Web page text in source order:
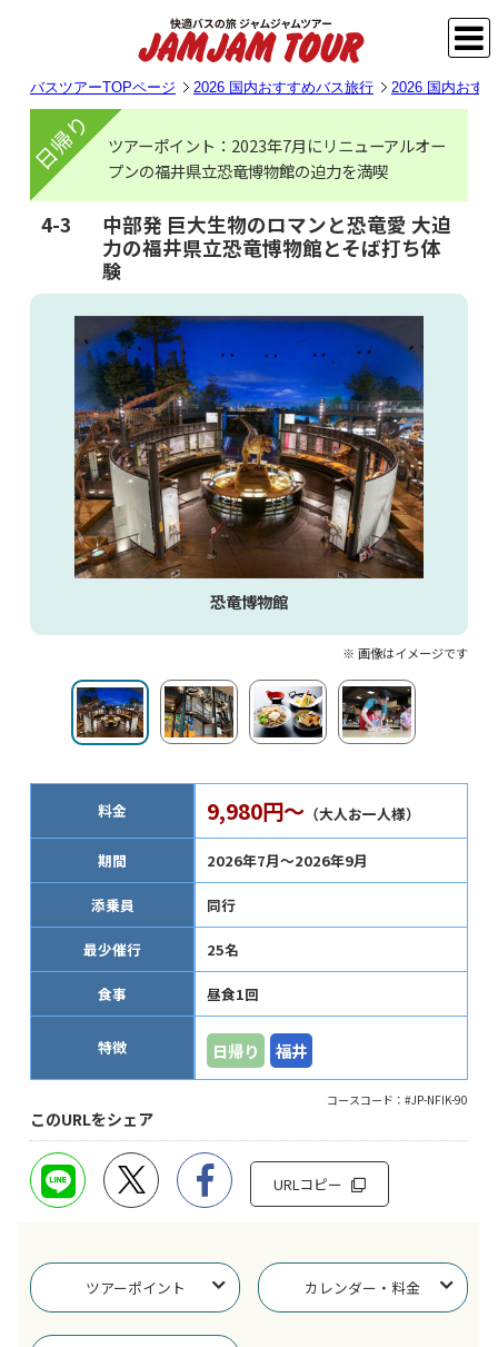
バスツアーTOPページ 2026 国内おすすめバス旅行 2026 国内おす
ツアーポイント：2023年7月にリニューアルオー
プンの福井県立恐竜博物館の迫力を満喫
日帰り
4-3
中部発 巨大生物のロマンと恐竜愛 大迫
力の福井県立恐竜博物館とそば打ち体
験
恐竜博物館
※ 画像はイメージです
料金 9,980円～ （大人お一人様）
期間 2026年7月～2026年9月
添乗員 同行
最少催行 25名
食事 昼食1回
特徴 日帰り 福井
コースコード：#JP-NFIK-90
このURLをシェア
URLコピー
ツアーポイント カレンダー・料金